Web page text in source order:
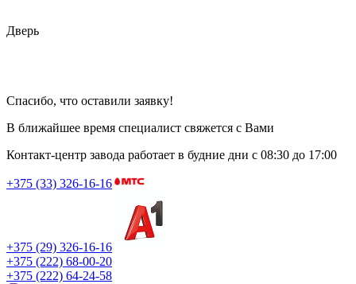
Дверь
Спасибо, что оставили заявку!
В ближайшее время специалист свяжется с Вами
Контакт-центр завода работает в будние дни с 08:30 до 17:00
+375 (33) 326-16-16
+375 (29) 326-16-16
+375 (222) 68-00-20
+375 (222) 64-24-58